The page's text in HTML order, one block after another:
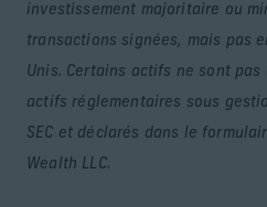
investissement majoritaire ou
transactions signées, mais pas
Unis. Certains actifs ne sont pas
actifs réglementaires sous
SEC et déclarés dans le
Wealth LLC.